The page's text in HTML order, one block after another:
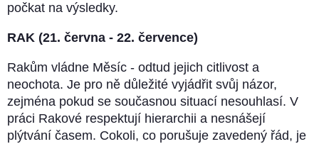
počkat na výsledky.
RAK (21. června - 22. července)
Rakům vládne Měsíc - odtud jejich citlivost a
neochota. Je pro ně důležité vyjádřit svůj názor,
zejména pokud se současnou situací nesouhlasí. V
práci Rakové respektují hierarchii a nesnášejí
plýtvání časem. Cokoli, co porušuje zavedený řád, je